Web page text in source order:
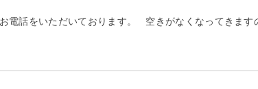
話をいただいております。 空きがなくなってきま